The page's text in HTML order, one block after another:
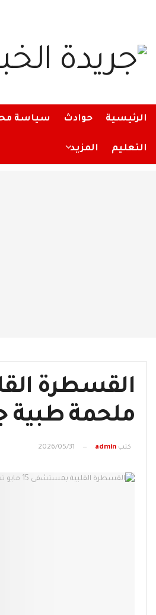
الرئيسية حوادث سياسة
التعليم المزيد
ملحمة طبية
كتب admin
2026/05/31